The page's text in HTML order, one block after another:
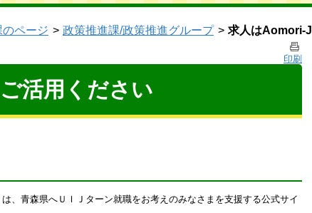
のページ 政策推進課/政策推進グループ 求人はAomori-
印刷
活用ください
、青森県へＵＩＪターン就職をお考えのみなさまを支援する公式サイ